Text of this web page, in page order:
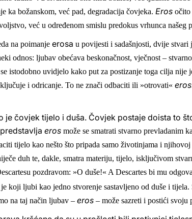
ka božanskom, već pad, degradacija čovjeka. Eros očito
već u određenom smislu predokus vrhunca našeg
na poimanje erosa u povijesti i sadašnjosti, dvije stvari
odnos: ljubav obećava beskonačnost, vječnost –
istodobno uvidjelo kako put za postizanje toga cilja nije
i odricanje. To ne znači odbaciti ili »otrovati« eros
je čovjek tijelo i duša. Čovjek postaje doista to
eros može se smatrati stvarno prevladanim
tijelo kao nešto što pripada samo životinjama i
duh te, dakle, smatra materiju, tijelo, isključivom
pozdravom: »O duše!« A Descartes bi mu
koji ljubi kao jedno stvorenje sastavljeno od duše i
na taj način ljubav – eros – može sazreti i postići svoju